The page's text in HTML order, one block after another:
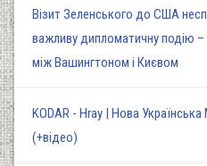
Візит Зеленського до США
важливу дипломатичну подію
між Вашингтоном і Києвом
KODAR - Hray | Нова
(+відео)